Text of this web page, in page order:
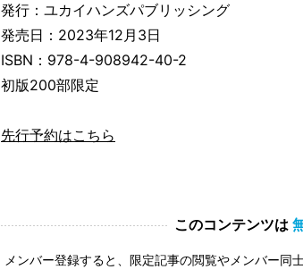
発行：ユカイハンズパブリッシング
発売日：2023年12月3日
ISBN：978-4-908942-40-2
初版200部限定
先行予約はこちら
このコンテンツは
メンバー登録すると、限定記事の閲覧やメンバー同